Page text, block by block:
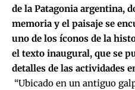
de la Patagonia argentina,
memoria y el paisaje se
uno de los íconos de la
el texto inaugural, que se
detalles de las actividades
“Ubicado en un antiguo